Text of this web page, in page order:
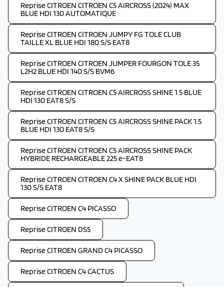
Reprise CITROEN CITROEN C5 AIRCROSS (2024) MAX
BLUE HDI 130 AUTOMATIQUE
Reprise CITROEN CITROEN JUMPY FG TOLE CLUB
TAILLE XL BLUE HDI 180 S/S EAT8
Reprise CITROEN CITROEN JUMPER FOURGON TOLE 35
L2H2 BLUE HDI 140 S/S BVM6
Reprise CITROEN CITROEN C5 AIRCROSS SHINE 1.5 BLUE
HDI 130 EAT8 S/S
Reprise CITROEN CITROEN C5 AIRCROSS SHINE PACK 1.5
BLUE HDI 130 EAT8 S/S
Reprise CITROEN CITROEN C5 AIRCROSS SHINE PACK
HYBRIDE RECHARGEABLE 225 e-EAT8
Reprise CITROEN CITROEN C4 X SHINE PACK BLUE HDI
130 S/S EAT8
Reprise CITROEN C4 PICASSO
Reprise CITROEN DS5
Reprise CITROEN GRAND C4 PICASSO
Reprise CITROEN C4 CACTUS